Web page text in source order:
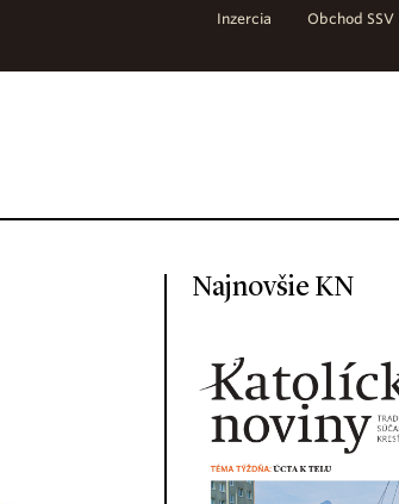
Inzercia Obchod SSV
Najnovšie KN